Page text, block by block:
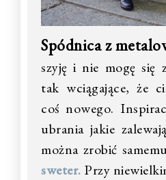
Spódnica z
szyję i nie mogę się
tak wciągające, że
coś nowego.
ubrania jakie
można zrobić
sweter. Przy